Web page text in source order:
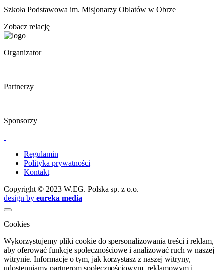
Szkoła Podstawowa im. Misjonarzy Oblatów w Obrze
Zobacz relację
Organizator
Partnerzy
Sponsorzy
Regulamin
Polityka prywatności
Kontakt
Copyright © 2023 W.EG. Polska sp. z o.o.
design by eureka media
Cookies
Wykorzystujemy pliki cookie do spersonalizowania treści i reklam,
aby oferować funkcje społecznościowe i analizować ruch w naszej
witrynie. Informacje o tym, jak korzystasz z naszej witryny,
udostępniamy partnerom społecznościowym, reklamowym i